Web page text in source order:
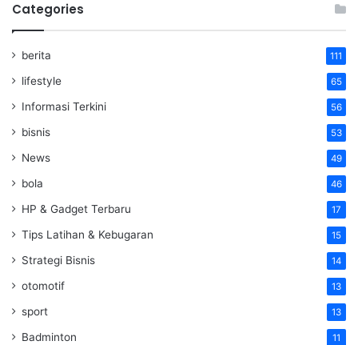
Categories
berita 111
lifestyle 65
Informasi Terkini 56
bisnis 53
News 49
bola 46
HP & Gadget Terbaru 17
Tips Latihan & Kebugaran 15
Strategi Bisnis 14
otomotif 13
sport 13
Badminton 11